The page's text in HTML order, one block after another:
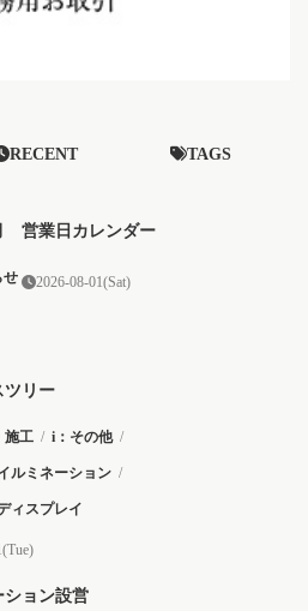
RECENT TAGS
営業日カレンダー
せ 2026-08-01(Sat)
ツリー
施工 / i：その他 /
ルミネーション /
ィスプレイ
ション設営